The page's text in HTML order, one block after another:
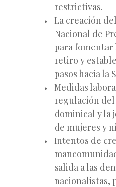
restrictivas.
La creación
Nacional de
para fomentar
retiro y
pasos hacia la
Medidas
regulación del
dominical y la
de mujeres y
Intentos de
salida a las
nacionalistas,